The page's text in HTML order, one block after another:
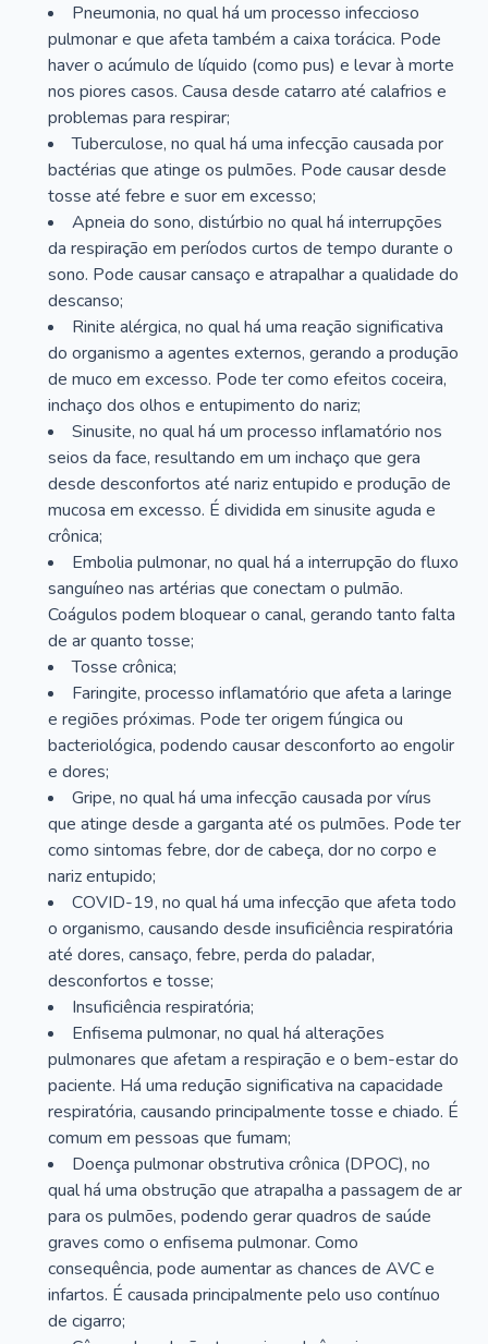
Pneumonia, no qual há um processo infeccioso
pulmonar e que afeta também a caixa torácica. Pode
haver o acúmulo de líquido (como pus) e levar à morte
nos piores casos. Causa desde catarro até calafrios e
problemas para respirar;
Tuberculose, no qual há uma infecção causada por
bactérias que atinge os pulmões. Pode causar desde
tosse até febre e suor em excesso;
Apneia do sono, distúrbio no qual há interrupções
da respiração em períodos curtos de tempo durante o
sono. Pode causar cansaço e atrapalhar a qualidade do
descanso;
Rinite alérgica, no qual há uma reação significativa
do organismo a agentes externos, gerando a produção
de muco em excesso. Pode ter como efeitos coceira,
inchaço dos olhos e entupimento do nariz;
Sinusite, no qual há um processo inflamatório nos
seios da face, resultando em um inchaço que gera
desde desconfortos até nariz entupido e produção de
mucosa em excesso. É dividida em sinusite aguda e
crônica;
Embolia pulmonar, no qual há a interrupção do fluxo
sanguíneo nas artérias que conectam o pulmão.
Coágulos podem bloquear o canal, gerando tanto falta
de ar quanto tosse;
Tosse crônica;
Faringite, processo inflamatório que afeta a laringe
e regiões próximas. Pode ter origem fúngica ou
bacteriológica, podendo causar desconforto ao engolir
e dores;
Gripe, no qual há uma infecção causada por vírus
que atinge desde a garganta até os pulmões. Pode ter
como sintomas febre, dor de cabeça, dor no corpo e
nariz entupido;
COVID-19, no qual há uma infecção que afeta todo
o organismo, causando desde insuficiência respiratória
até dores, cansaço, febre, perda do paladar,
desconfortos e tosse;
Insuficiência respiratória;
Enfisema pulmonar, no qual há alterações
pulmonares que afetam a respiração e o bem-estar do
paciente. Há uma redução significativa na capacidade
respiratória, causando principalmente tosse e chiado. É
comum em pessoas que fumam;
Doença pulmonar obstrutiva crônica (DPOC), no
qual há uma obstrução que atrapalha a passagem de ar
para os pulmões, podendo gerar quadros de saúde
graves como o enfisema pulmonar. Como
consequência, pode aumentar as chances de AVC e
infartos. É causada principalmente pelo uso contínuo
de cigarro;